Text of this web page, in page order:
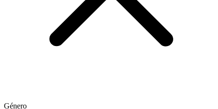
Género